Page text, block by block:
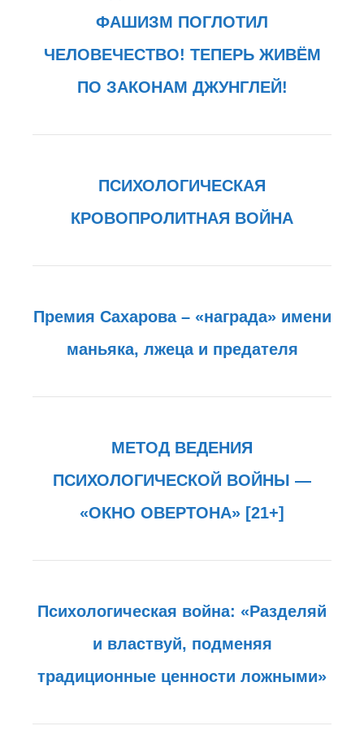
ФАШИЗМ ПОГЛОТИЛ
ЧЕЛОВЕЧЕСТВО! ТЕПЕРЬ ЖИВЁМ
ПО ЗАКОНАМ ДЖУНГЛЕЙ!
ПСИХОЛОГИЧЕСКАЯ
КРОВОПРОЛИТНАЯ ВОЙНА
Премия Сахарова – «награда» имени
маньяка, лжеца и предателя
МЕТОД ВЕДЕНИЯ
ПСИХОЛОГИЧЕСКОЙ ВОЙНЫ —
«ОКНО ОВЕРТОНА» [21+]
Психологическая война: «Разделяй
и властвуй, подменяя
традиционные ценности ложными»